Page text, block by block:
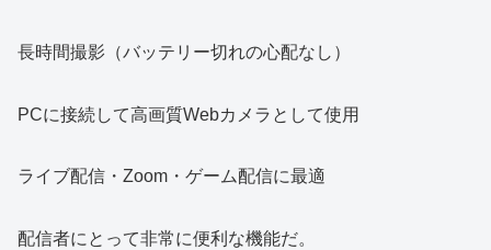
長時間撮影（バッテリー切れの心配なし）
PCに接続して高画質Webカメラとして使用
ライブ配信・Zoom・ゲーム配信に最適
配信者にとって非常に便利な機能だ。